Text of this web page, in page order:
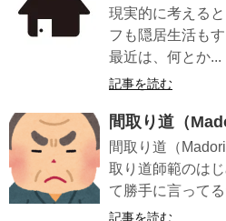
現実的に考える
フも隠居生活も
最近は、何とか...
記事を読む
間取り道（
間取り道（
取り道師範のは
て勝手に言って
記事を読む